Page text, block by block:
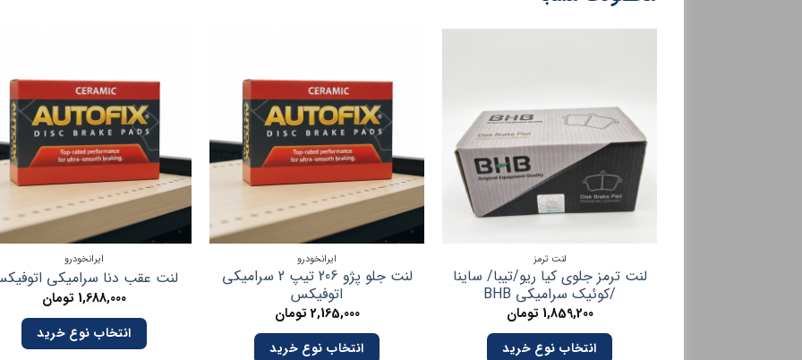
لنت ترمز
لنت ترمز جلوی کیا ریو/تیبا/ ساینا
/کوئیک سرامیکی BHB
1,859,200 تومان
انتخاب نوع خرید
ایرانخودرو
لنت جلو پژو 206 تیپ 2 سرامیکی
اتوفیکس
2,165,000تومان
انتخاب نوع خرید
ایرانخودرو
لنت عقب دنا سرامیکی
1,688,000 تومان
انتخاب نوع خرید